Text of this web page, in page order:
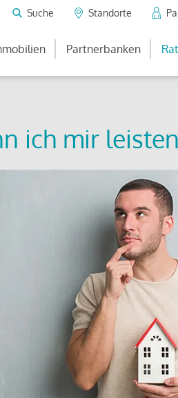
Suche Standorte
Partnerbanken
ich mir